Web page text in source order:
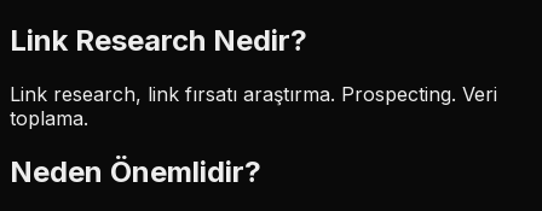
Link Research Nedir?
Link research, link fırsatı araştırma. Prospecting. Veri
toplama.
Neden Önemlidir?